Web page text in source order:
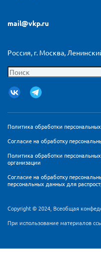
mail@vkp.ru
Россия, г. Москва,
Политика обработки
Согласие на обработку
Политика обработки
организации
Согласие на обработку
персональных данных для
Copyright © 2024, Всеобщая
При использование материалов